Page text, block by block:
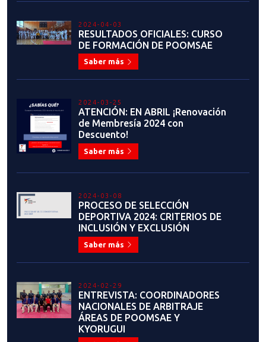
Chile!
2023-07-04
JUAN MANUEL LÓPEZ: "CHILE
TIENE TODA LA
GRANDES EVENTOS"
Saber más
Taekwondo unido, sin intereses
personales y egoístas, solo
enfocado en lo que realmente
importa: Nuestros deportistas”
Saber más
2023-06-26
LA EMOTIVA Y EXITOSA
HISTORIA DEL MAESTRO JUAN
CARLOS PINOCHET EN EL
TAEKWONDO